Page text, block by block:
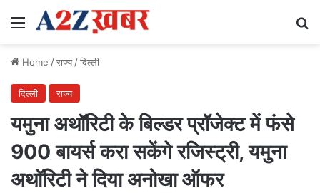
Menu
Home /राज्य/दिल्ली
दिल्ली राज्य
यमुना अथॉरिटी के बिल्डर प्रॉजेक्ट में फंसे
900 बायर्स करा सकेंगे रजिस्ट्री, यमुना
अथॉरिटी ने दिया अनोखा ऑफर